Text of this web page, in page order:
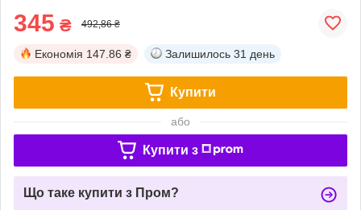
345 ₴ 492,86 ₴
Економія 147.86 ₴ Залишилось 31 день
Купити
або
Купити з
Що таке купити з Пром?